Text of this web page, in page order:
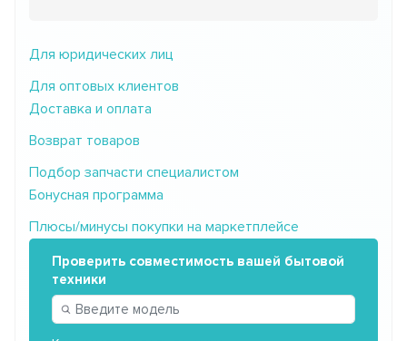
Для юридических лиц
Для оптовых клиентов
Доставка и оплата
Возврат товаров
Подбор запчасти специалистом
Бонусная программа
Плюсы/минусы покупки на маркетплейсе
Проверить совместимость вашей бытовой
техники